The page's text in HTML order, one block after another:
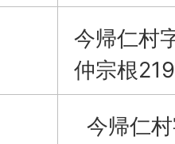
今帰仁村
仲宗根219
今帰仁